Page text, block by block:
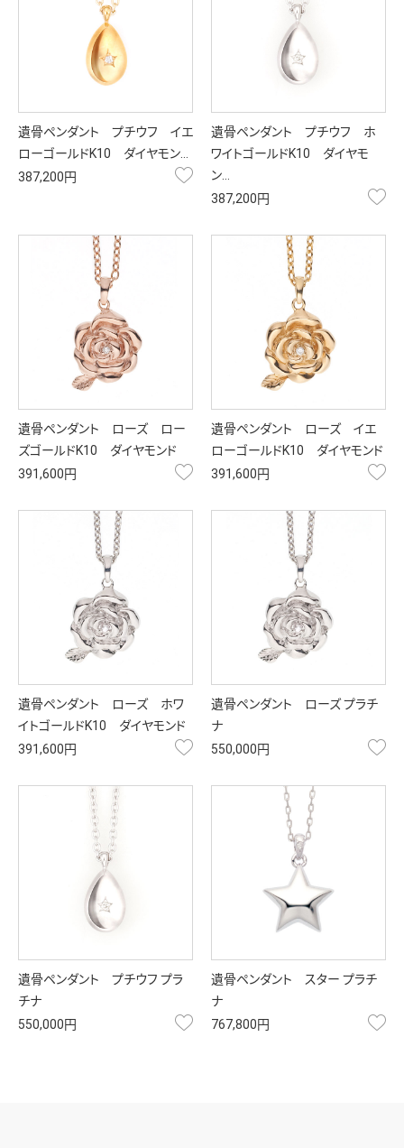
遺骨ペンダント プチウフ イエ
ローゴールドK10 ダイヤモン…
387,200円
お気に入り
遺骨ペンダント プチウフ ホ
ワイトゴールドK10 ダイヤモ
ン…
387,200円
遺骨ペンダント ローズ ロー
ズゴールドK10 ダイヤモンド
391,600円
お気に入り
遺骨ペンダント ローズ イエ
ローゴールドK10 ダイヤモンド
391,600円
遺骨ペンダント ローズ ホワ
イトゴールドK10 ダイヤモンド
391,600円
お気に入り
遺骨ペンダント ローズ プラチ
ナ
550,000円
遺骨ペンダント プチウフ プラ
チナ
550,000円
お気に入り
遺骨ペンダント スター プラチ
ナ
767,800円